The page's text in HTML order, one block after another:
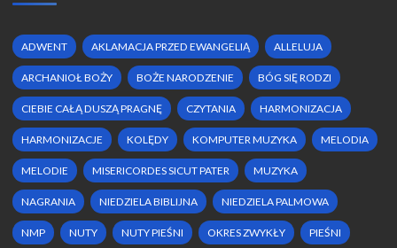
ADWENT AKLAMACJA PRZED EWANGELIĄ ALLELUJA
ARCHANIOŁ BOŻY BOŻE NARODZENIE BÓG SIĘ RODZI
CIEBIE CAŁĄ DUSZĄ PRAGNĘ CZYTANIA HARMONIZACJA
HARMONIZACJE KOLĘDY KOMPUTER MUZYKA MELODIA
MELODIE MISERICORDES SICUT PATER MUZYKA
NAGRANIA NIEDZIELA BIBLIJNA NIEDZIELA PALMOWA
NMP NUTY NUTY PIEŚNI OKRES ZWYKŁY PIEŚNI